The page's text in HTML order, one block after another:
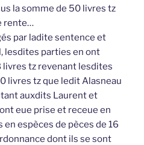
la somme de 50 livres tz
rente…
par ladite sentence et
lesdites parties en ont
livres tz revenant lesdites
livres tz que ledit Alasneau
auxdits Laurent et
eue prise et receue en
en espèces de pèces de 16
dont ils se sont